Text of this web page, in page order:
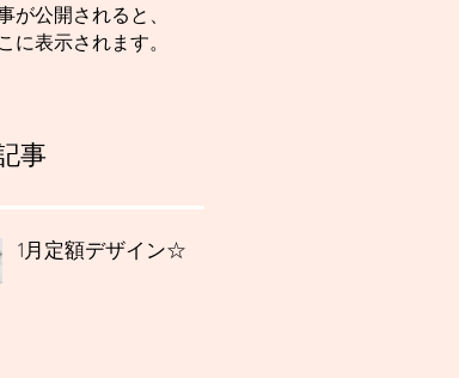
が公開されると、
に表示されます。
事
1月定額デザイン☆